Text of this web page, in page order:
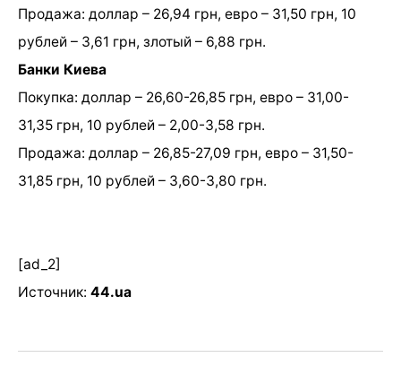
Продажа: доллар – 26,94 грн, евро – 31,50 грн, 10
рублей – 3,61 грн, злотый – 6,88 грн.
Банки Киева
Покупка: доллар – 26,60-26,85 грн, евро – 31,00-
31,35 грн, 10 рублей – 2,00-3,58 грн.
Продажа: доллар – 26,85-27,09 грн, евро – 31,50-
31,85 грн, 10 рублей – 3,60-3,80 грн.
[ad_2]
Источник: 44.ua